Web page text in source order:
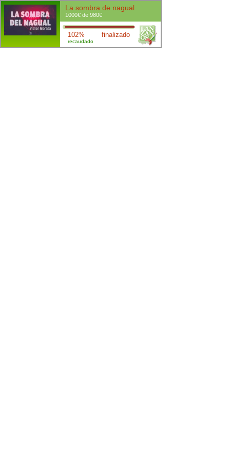
La sombra de nagual
1000€ de 980€
102%
recaudado
finalizado